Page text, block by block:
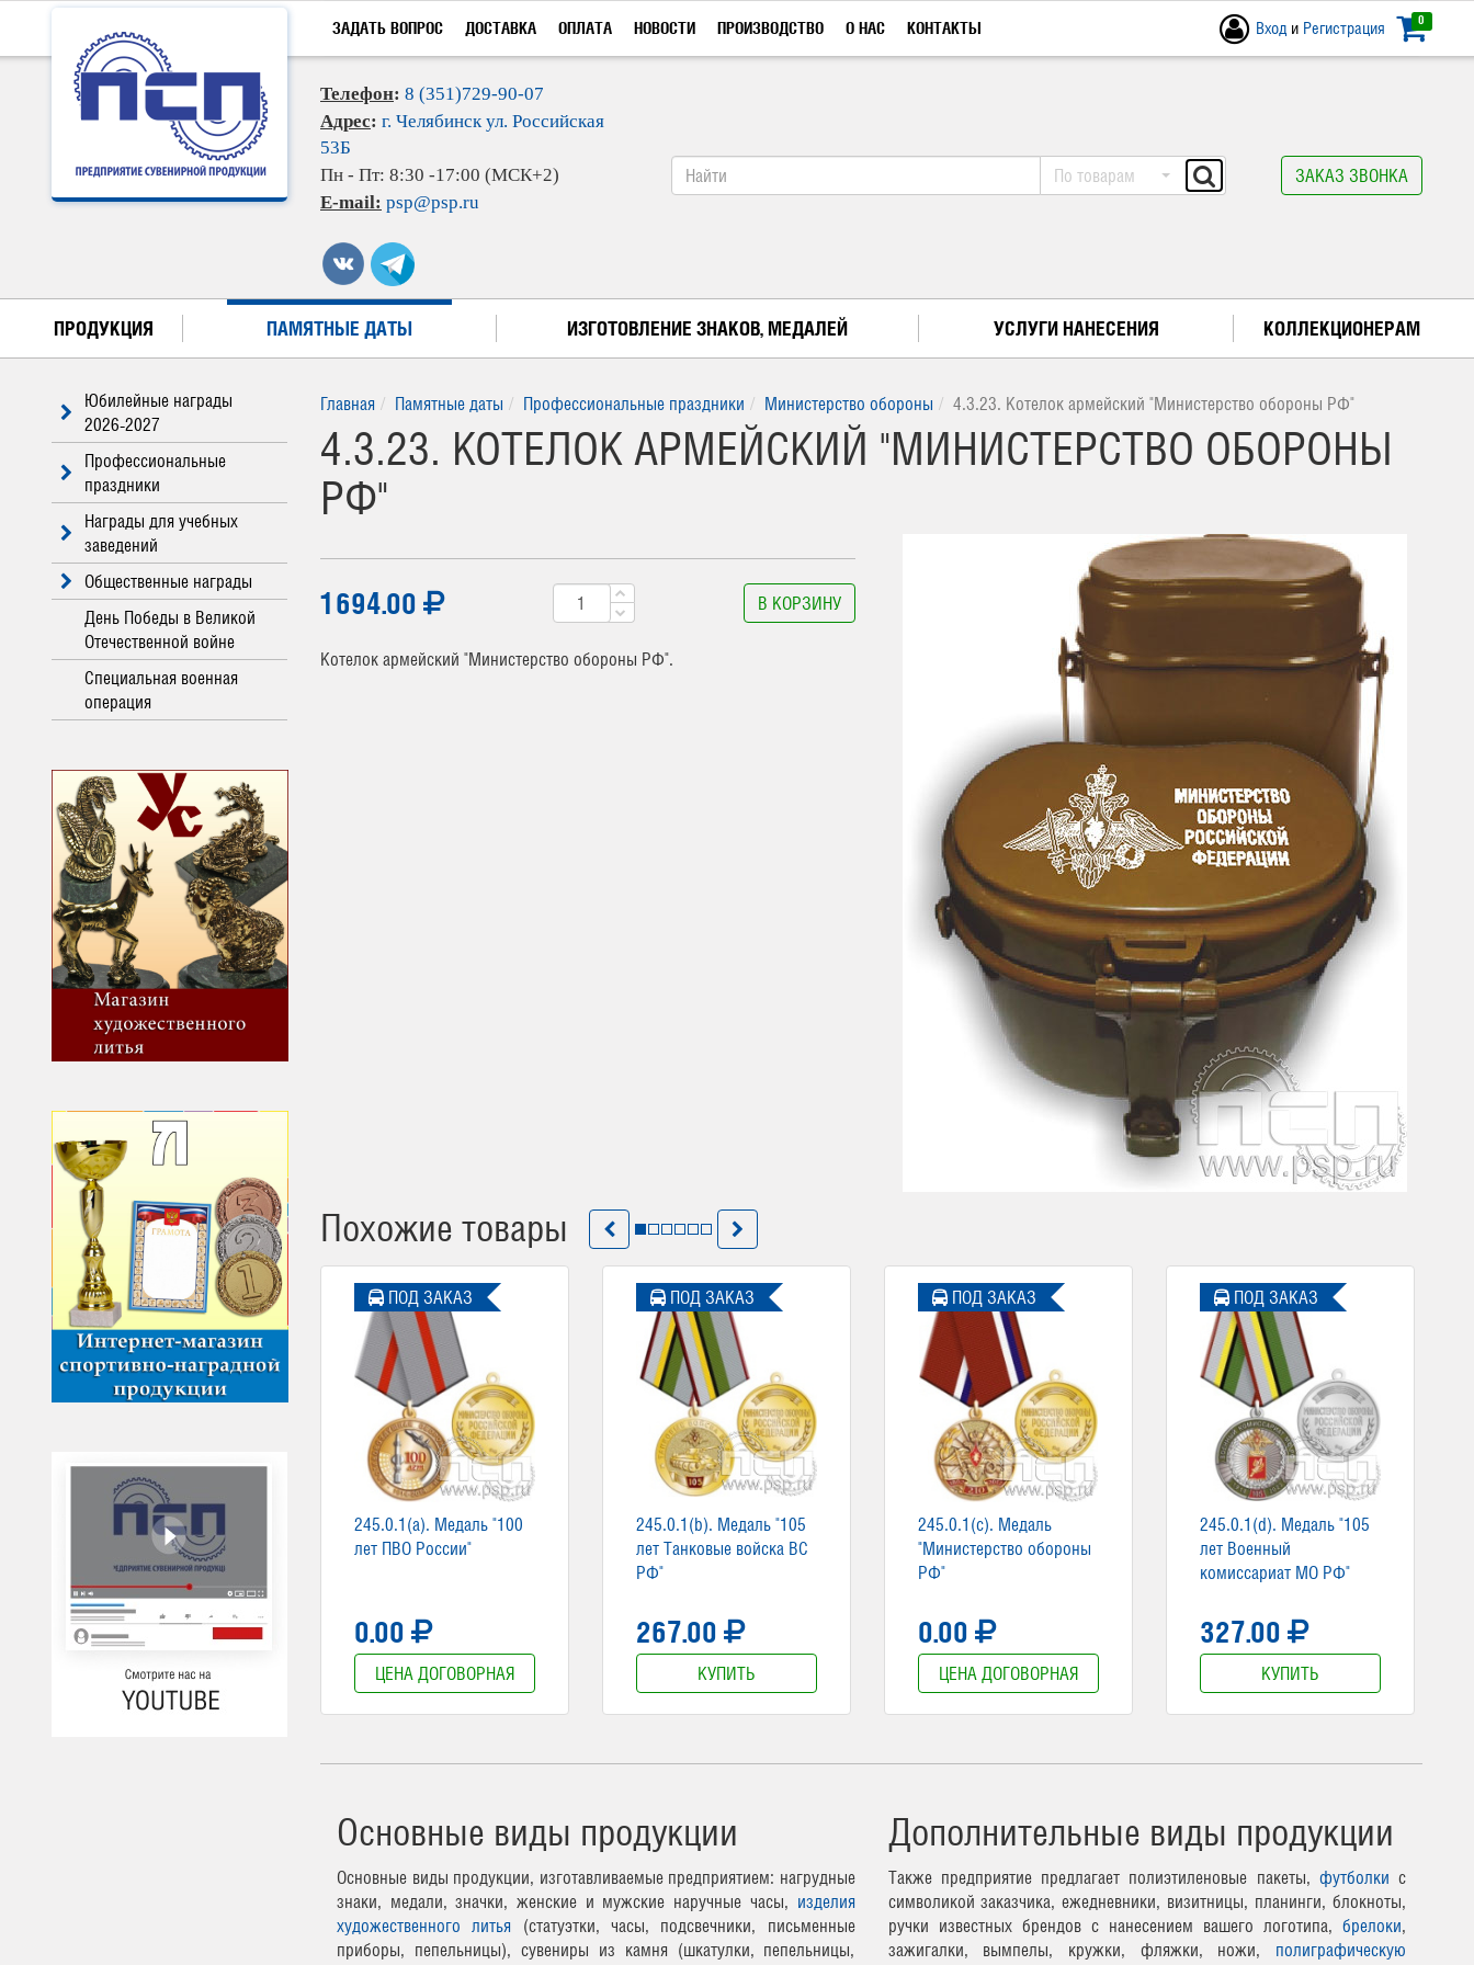
ЗАДАТЬ ВОПРОС ДОСТАВКА ОПЛАТА НОВОСТИ ПРОИЗВОДСТВО О НАС КОНТАКТЫ 0
Вход и Регистрация
Телефон: 8 (351)729-90-07
Адрес: г. Челябинск ул. Российская
53Б
Пн - Пт: 8:30 -17:00 (МСК+2)
E-mail: psp@psp.ru
По товарам ЗАКАЗ ЗВОНКА
ПРОДУКЦИЯ ПАМЯТНЫЕ ДАТЫ ИЗГОТОВЛЕНИЕ ЗНАКОВ, МЕДАЛЕЙ УСЛУГИ НАНЕСЕНИЯ КОЛЛЕКЦИОНЕРАМ
Юбилейные награды
2026-2027
Профессиональные
праздники
Награды для учебных
заведений
Общественные награды
День Победы в Великой
Отечественной войне
Специальная военная
операция
Главная Памятные даты Профессиональные праздники Министерство обороны 4.3.23. Котелок армейский "Министерство обороны РФ"
4.3.23. КОТЕЛОК АРМЕЙСКИЙ "МИНИСТЕРСТВО ОБОРОНЫ
РФ"
1694.00 В КОРЗИНУ
Котелок армейский "Министерство обороны РФ".
Похожие товары
245.0.1(a). Медаль "100
лет ПВО России"
0.00
ЦЕНА ДОГОВОРНАЯ
ПОД ЗАКАЗ
245.0.1(b). Медаль "105
лет Танковые войска ВС
РФ"
267.00
КУПИТЬ
ПОД ЗАКАЗ
245.0.1(c). Медаль
"Министерство обороны
РФ"
0.00
ЦЕНА ДОГОВОРНАЯ
ПОД ЗАКАЗ
245.0.1(d). Медаль "105
лет Военный
комиссариат МО РФ"
327.00
КУПИТЬ
ПОД ЗАКАЗ
Основные виды продукции
Основные виды продукции, изготавливаемые предприятием: нагрудные
знаки, медали, значки, женские и мужские наручные часы, изделия
художественного литья (статуэтки, часы, подсвечники, письменные
приборы, пепельницы), сувениры из камня (шкатулки, пепельницы,
Дополнительные виды продукции
Также предприятие предлагает полиэтиленовые пакеты, футболки с
символикой заказчика, ежедневники, визитницы, планинги, блокноты,
ручки известных брендов с нанесением вашего логотипа, брелоки,
зажигалки, вымпелы, кружки, фляжки, ножи, полиграфическую